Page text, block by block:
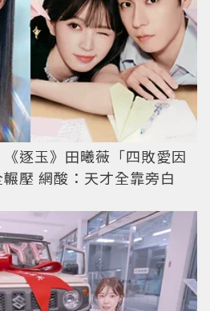
逐玉》田曦薇「四敗愛因
壓 網酸：天才全靠旁白